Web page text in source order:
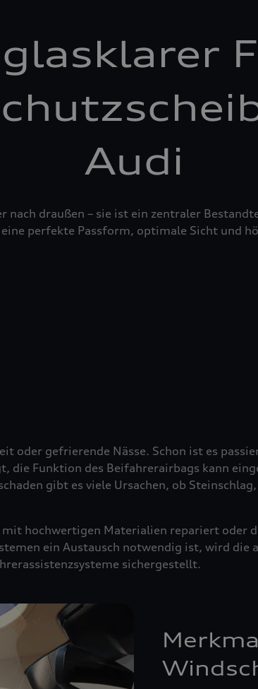
Audi
nach draußen – sie ist ein zentraler
eine perfekte Passform, optimale Sicht und
oder gefrierende Nässe. Schon ist es
die Funktion des Beifahrerairbags kann
gibt es viele Ursachen, ob
mit hochwertigen Materialien repariert oder
ein Austausch notwendig ist, wird die
sichergestellt.